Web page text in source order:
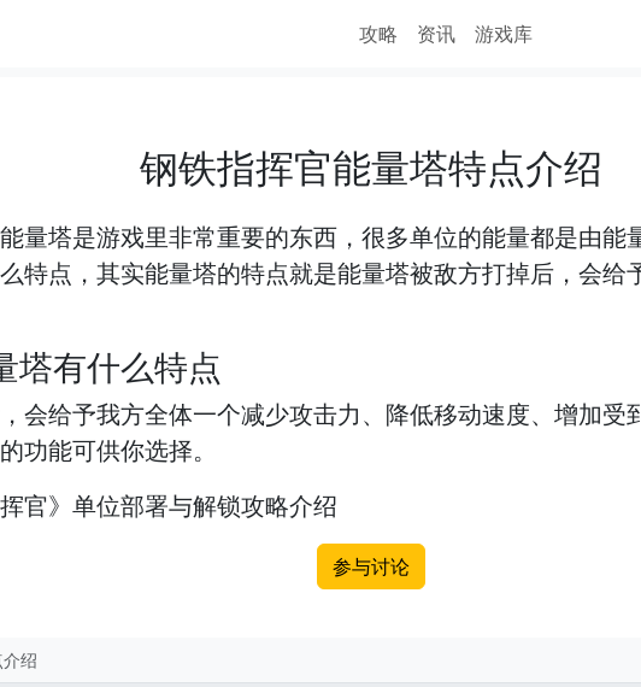
攻略 资讯 游戏库
钢铁指挥官能量塔特点介绍
能量塔是游戏里非常重要的东西，很多单位的能量都是由
特点，其实能量塔的特点就是能量塔被敌方打掉后，会给
塔有什么特点
会给予我方全体一个减少攻击力、降低移动速度、增加受
功能可供你选择。
官》单位部署与解锁攻略介绍
参与讨论
绍